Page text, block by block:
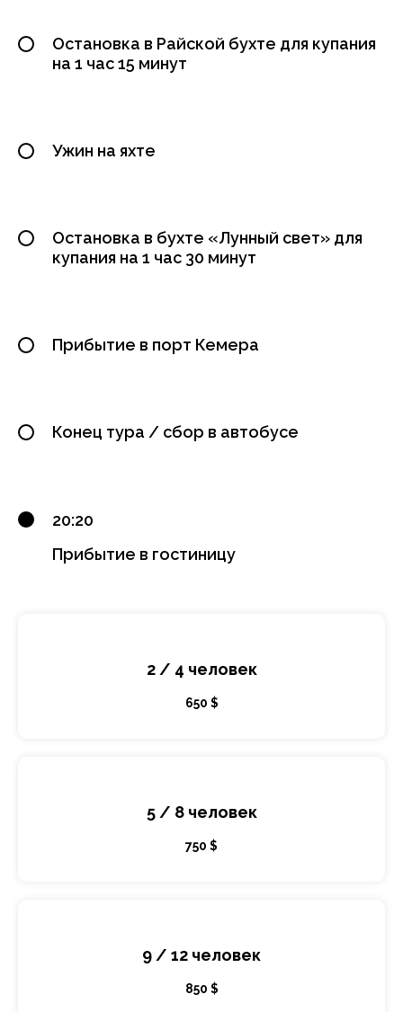
Остановка в Райской бухте для купания
на 1 час 15 минут
Ужин на яхте
Остановка в бухте «Лунный свет» для
купания на 1 час 30 минут
Прибытие в порт Кемера
Конец тура / сбор в автобусе
20:20
Прибытие в гостиницу
2 / 4 человек
650 $
5 / 8 человек
750 $
9 / 12 человек
850 $